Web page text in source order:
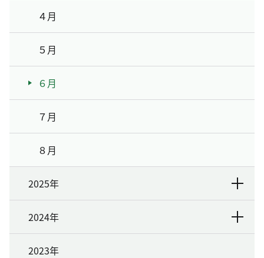
４月
５月
６月
７月
８月
2025年
2024年
2023年